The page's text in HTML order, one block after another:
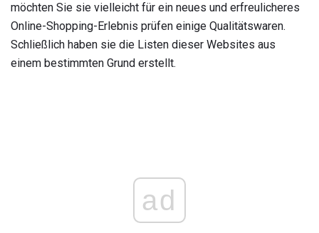
möchten Sie sie vielleicht für ein neues und erfreulicheres
Online-Shopping-Erlebnis prüfen einige Qualitätswaren.
Schließlich haben sie die Listen dieser Websites aus
einem bestimmten Grund erstellt.
ad